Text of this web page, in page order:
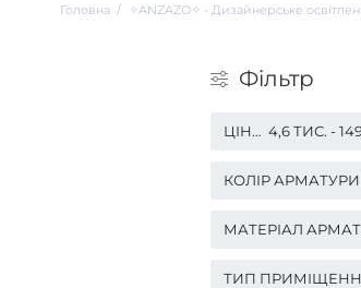
Головна ✧ANZAZO✧ - Дизайнерське
Фiльтр
4,6 ТИС. -
ЦІНА
КОЛІР АРМАТУРИ
МАТЕРІАЛ
ТИП